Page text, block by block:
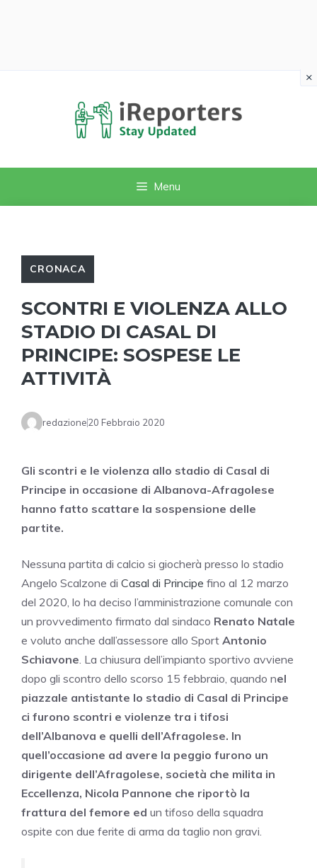
Menu
CRONACA
SCONTRI E VIOLENZA ALLO
STADIO DI CASAL DI
PRINCIPE: SOSPESE LE
ATTIVITÀ
redazione20 Febbraio 2020
Gli scontri e le violenza allo stadio di Casal di
Principe in occasione di Albanova-Afragolese
hanno fatto scattare la sospensione delle
partite.
Nessuna partita di calcio si giocherà presso lo stadio
Angelo Scalzone di Casal di Principe fino al 12 marzo
del 2020, lo ha deciso l’amministrazione comunale con
un provvedimento firmato dal sindaco Renato Natale
e voluto anche dall’assessore allo Sport Antonio
Schiavone. La chiusura dell’impianto sportivo avviene
dopo gli scontro dello scorso 15 febbraio, quando nel
piazzale antistante lo stadio di Casal di Principe
ci furono scontri e violenze tra i tifosi
dell’Albanova e quelli dell’Afragolese. In
quell’occasione ad avere la peggio furono un
dirigente dell’Afragolese, società che milita in
Eccellenza, Nicola Pannone che riportò la
frattura del femore ed un tifoso della squadra
ospite con due ferite di arma da taglio non gravi.
×